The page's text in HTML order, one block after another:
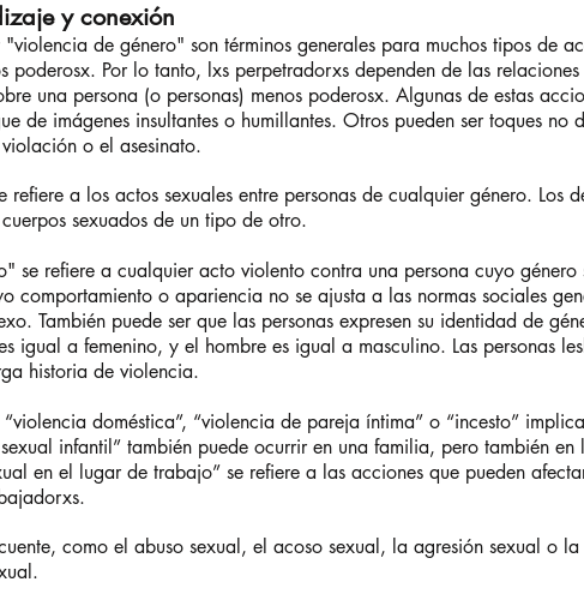
y conexión
de género" son términos generales para muchos tipos de
poderosx. Por lo tanto, lxs perpetradorxs dependen de las
una persona (o personas) menos poderosx. Algunas de estas
de imágenes insultantes o humillantes. Otros pueden ser toques
o el asesinato.
refiere a los actos sexuales entre personas de cualquier género. Los
sexuados de un tipo de otro.
se refiere a cualquier acto violento contra una persona cuyo género
comportamiento o apariencia no se ajusta a las normas sociales
También puede ser que las personas expresen su identidad de
igual a femenino, y el hombre es igual a masculino. Las personas
historia de violencia.
doméstica”, “violencia de pareja íntima” o “incesto”
infantil” también puede ocurrir en una familia, pero también
en el lugar de trabajo” se refiere a las acciones que pueden
como el abuso sexual, el acoso sexual, la agresión sexual o